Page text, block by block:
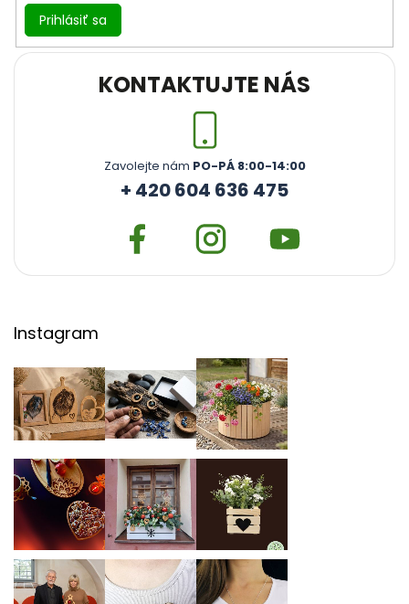
Prihlásiť sa
KONTAKTUJTE NÁS
Zavolejte nám PO-PÁ 8:00-14:00
+ 420 604 636 475
Instagram